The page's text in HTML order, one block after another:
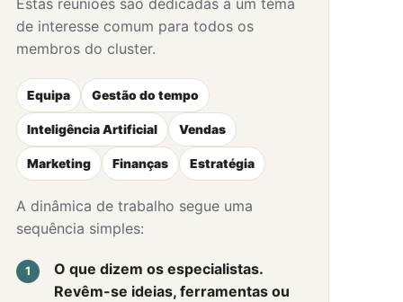
Estas reuniões são dedicadas a um tema
de interesse comum para todos os
membros do cluster.
Equipa Gestão do tempo
Inteligência Artificial Vendas
Marketing Finanças Estratégia
A dinâmica de trabalho segue uma
sequência simples:
O que dizem os especialistas.
Revêm-se ideias, ferramentas ou